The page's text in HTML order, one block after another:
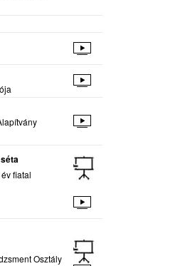
fiatal
Osztály